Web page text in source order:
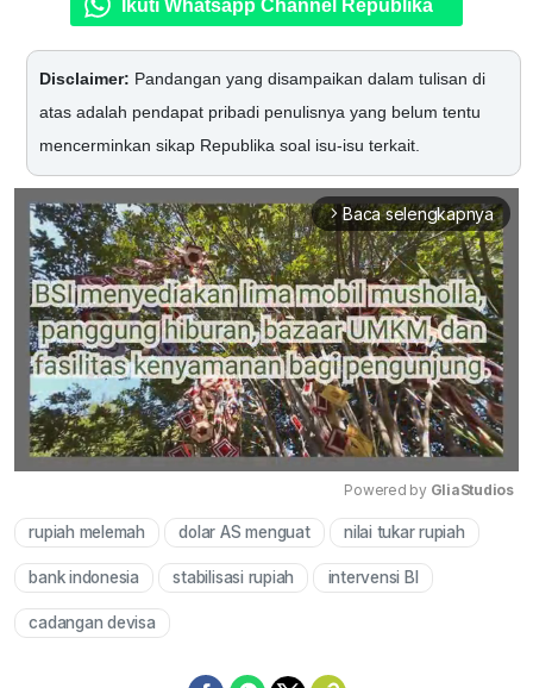
Ikuti Whatsapp Channel Republika
Disclaimer: Pandangan yang disampaikan dalam tulisan di
atas adalah pendapat pribadi penulisnya yang belum tentu
mencerminkan sikap Republika soal isu-isu terkait.
arrow_forward_ios Baca selengkapnya
Mute
Powered by GliaStudios
rupiah melemah dolar AS menguat nilai tukar rupiah
bank indonesia stabilisasi rupiah intervensi BI
cadangan devisa